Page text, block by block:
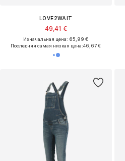
LOVE2WAIT
49,41 €
Изначальная цена: 65,99 €
Последняя самая низкая цена:46,67 €